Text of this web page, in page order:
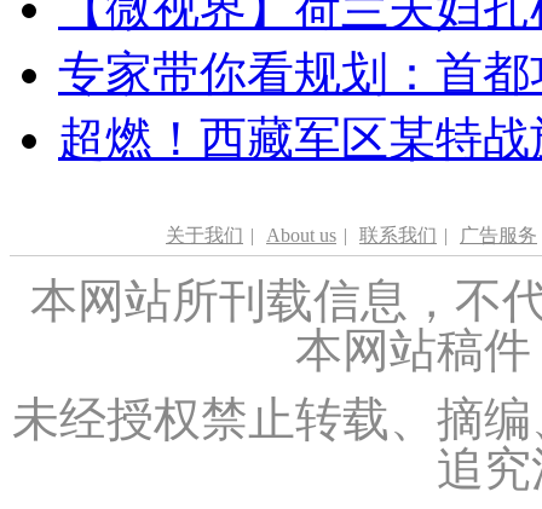
专家带你看规划：首
超燃！西藏军区某特
关于我们 | About us | 联系我们 | 广告服务
本网站所刊载信息，不
本网站稿
未经授权禁止转载、摘
追